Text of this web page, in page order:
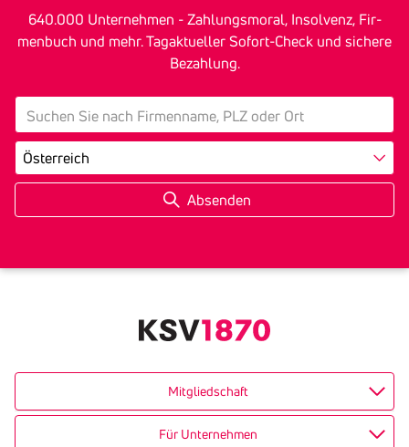
640.000 Unter­nehmen - Zah­lungs­mo­ral, In­sol­venz, Fir­
men­buch und mehr. Tagak­tu­eller Sofort-Check und sichere
Bezah­lung.
search
Land
Mitgliedschaft
Für Unternehmen